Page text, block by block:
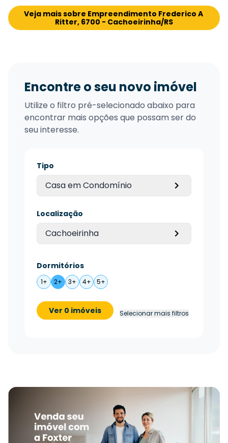
Veja mais sobre Empreendimento Frederico A
Ritter, 6700 - Cachoeirinha/RS
Encontre o seu novo imóvel
Utilize o filtro pré-selecionado abaixo para
encontrar mais opções que possam ser do
seu interesse.
Tipo
Casa em Condomínio
Localização
Cachoeirinha
Dormitórios
1+ 2+ 3+ 4+ 5+
Ver 0 imóveis Selecionar mais filtros